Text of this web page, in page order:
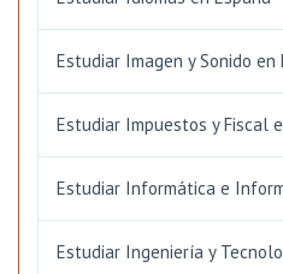
Estudiar Imagen y Sonido en
Estudiar Impuestos y Fiscal
Estudiar Informática e
Estudiar Ingeniería y